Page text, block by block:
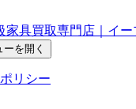
家具買取専門店｜イー
ーを開く
リシー